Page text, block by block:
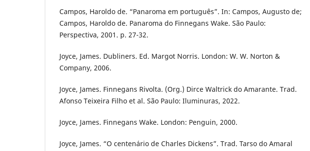
Campos, Haroldo de. “Panaroma em português”. In: Campos, Augusto de;
Campos, Haroldo de. Panaroma do Finnegans Wake. São Paulo:
Perspectiva, 2001. p. 27-32.
Joyce, James. Dubliners. Ed. Margot Norris. London: W. W. Norton &
Company, 2006.
Joyce, James. Finnegans Rivolta. (Org.) Dirce Waltrick do Amarante. Trad.
Afonso Teixeira Filho et al. São Paulo: Iluminuras, 2022.
Joyce, James. Finnegans Wake. London: Penguin, 2000.
Joyce, James. “O centenário de Charles Dickens”. Trad. Tarso do Amaral